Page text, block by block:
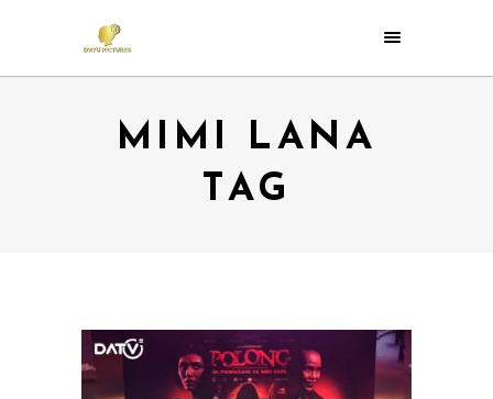
MIMI LANA
TAG